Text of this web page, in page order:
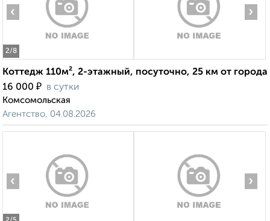
2/8
‹ ›
Коттедж 110м², 2-этажный, посуточно, 25 км от города
16 000 ₽ в сутки
Комсомольская
Агентство, 04.08.2026
‹ ›